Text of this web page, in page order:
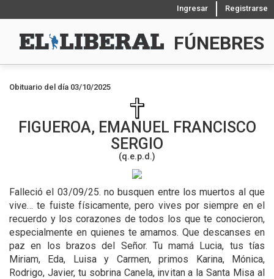
Ingresar Registrarse
FÚNEBRES
Obituario del día 03/10/2025
FIGUEROA, EMANUEL FRANCISCO
SERGIO
(q.e.p.d.)
Falleció el 03/09/25. no busquen entre los muertos al que
vive… te fuiste físicamente, pero vives por siempre en el
recuerdo y los corazones de todos los que te conocieron,
especialmente en quienes te amamos. Que descanses en
paz en los brazos del Señor. Tu mamá Lucia, tus tías
Miriam, Eda, Luisa y Carmen, primos Karina, Mónica,
Rodrigo, Javier, tu sobrina Canela, invitan a la Santa Misa al